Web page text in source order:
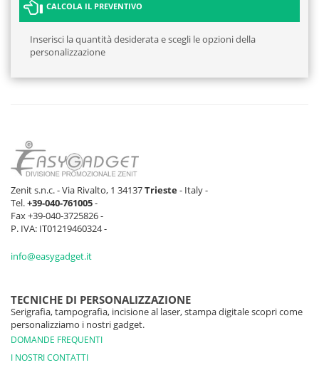
CALCOLA IL PREVENTIVO
Inserisci la quantità desiderata e scegli le opzioni della
personalizzazione
Zenit s.n.c. - Via Rivalto, 1 34137Trieste- Italy -
Tel.+39-040-761005-
Fax +39-040-3725826 -
P. IVA: IT01219460324 -
info@easygadget.it
TECNICHE DI PERSONALIZZAZIONE
Serigrafia, tampografia, incisione al laser, stampa digitale scopri come
personalizziamo i nostri gadget.
DOMANDE FREQUENTI
I NOSTRI CONTATTI